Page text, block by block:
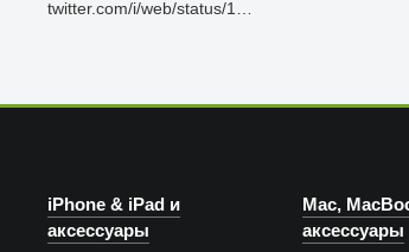
twitter.com/i/web/status/1…
iPhone & iPad и
аксессуары
Mac,
аксессуары